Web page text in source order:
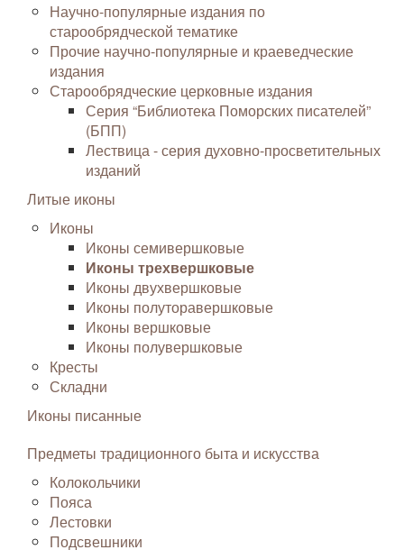
Научно-популярные издания по
старообрядческой тематике
Прочие научно-популярные и краеведческие
издания
Старообрядческие церковные издания
Серия “Библиотека Поморских писателей”
(БПП)
Лествица - серия духовно-просветительных
изданий
Литые иконы
Иконы
Иконы семивершковые
Иконы трехвершковые
Иконы двухвершковые
Иконы полуторавершковые
Иконы вершковые
Иконы полувершковые
Кресты
Складни
Иконы писанные
Предметы традиционного быта и искусства
Колокольчики
Пояса
Лестовки
Подсвешники